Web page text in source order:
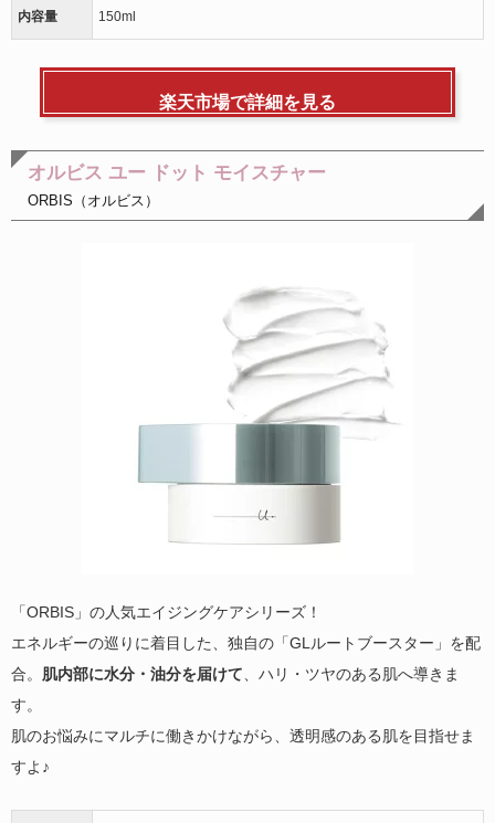
内容量 150ml
楽天市場で詳細を見る
オルビス ユー ドット モイスチャー
ORBIS（オルビス）
「ORBIS」の人気エイジングケアシリーズ！
エネルギーの巡りに着目した、独自の「GLルートブースター」を配
合。 肌内部に水分・油分を届けて 、ハリ・ツヤのある肌へ導きま
す。
肌のお悩みにマルチに働きかけながら、透明感のある肌を目指せま
すよ♪